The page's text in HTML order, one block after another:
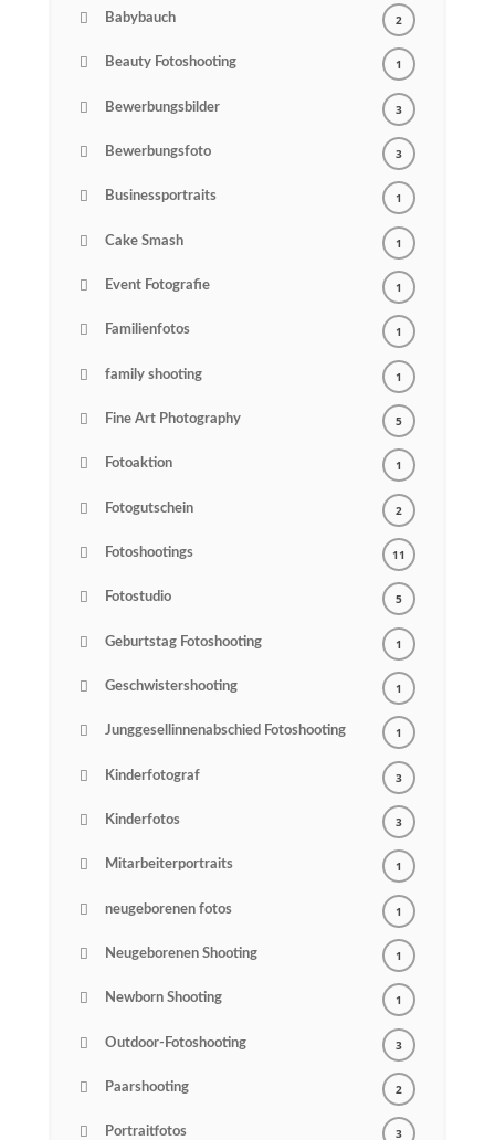
Babybauch 2
Beauty Fotoshooting 1
Bewerbungsbilder 3
Bewerbungsfoto 3
Businessportraits 1
Cake Smash 1
Event Fotografie 1
Familienfotos 1
family shooting 1
Fine Art Photography 5
Fotoaktion 1
Fotogutschein 2
Fotoshootings 11
Fotostudio 5
Geburtstag Fotoshooting 1
Geschwistershooting 1
Junggesellinnenabschied Fotoshooting 1
Kinderfotograf 3
Kinderfotos 3
Mitarbeiterportraits 1
neugeborenen fotos 1
Neugeborenen Shooting 1
Newborn Shooting 1
Outdoor-Fotoshooting 3
Paarshooting 2
Portraitfotos 3